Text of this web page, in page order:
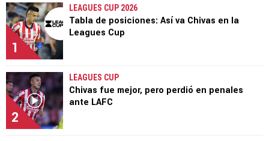
1
LEAGUES CUP 2026
Tabla de posiciones: Así va Chivas en la
Leagues Cup
2
LEAGUES CUP
Chivas fue mejor, pero perdió en penales
ante LAFC